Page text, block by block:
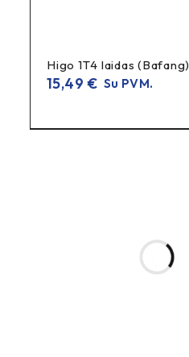
DUK
Higo 1T4 laidas (Bafang)
15,49€ Su PVM.